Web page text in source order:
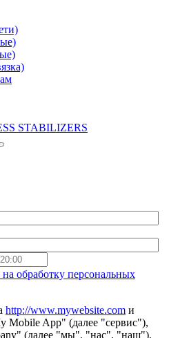
на обработку персональных
http://www.mywebsite.com и
Mobile App" (далее "сервис"),
(далее "мы", "нас", "наш"),